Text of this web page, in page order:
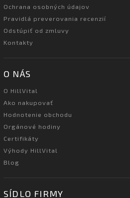
Ochrana osobných údajov
Pravidlá preverovania recenzií
Odstúpiť od zmluvy
Kontakty
O NÁS
O HillVital
Ako nakupovať
Hodnotenie obchodu
Orgánové hodiny
Certifikáty
Výhody HillVital
Blog
SÍDLO FIRMY